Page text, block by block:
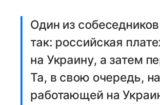
Один из
так: российская
на Украину, а затем
Та, в свою очередь,
работающей на